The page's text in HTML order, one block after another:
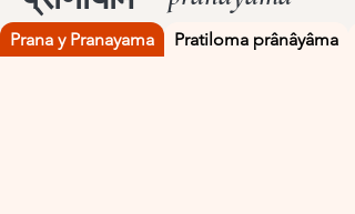
Prana y Pranayama Pratiloma prânâyâma